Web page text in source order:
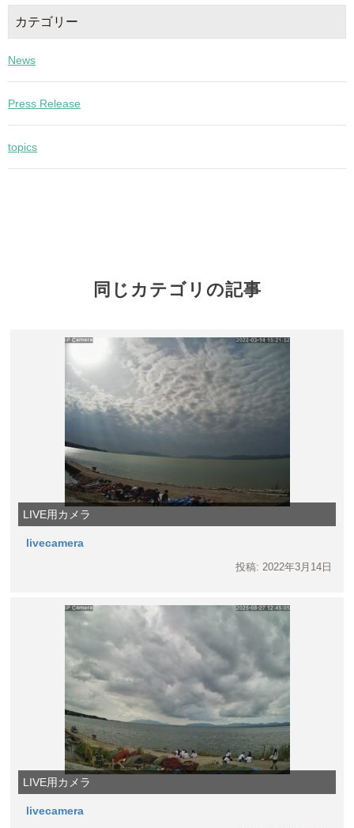
カテゴリー
News
Press Release
topics
同じカテゴリの記事
LIVE用カメラ
livecamera
投稿: 2022年3月14日
LIVE用カメラ
livecamera